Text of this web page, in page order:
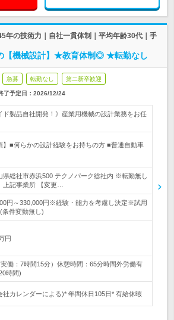
年の技術力｜自社一貫体制｜平均年齢30代｜手
【機械設計】★教育体制◎ ★転勤なし
急募 転勤なし 第二新卒歓迎
了予定日： 2026/12/24
ド製品自社開発！》産業用機械の設計業務をお任
】■何らかの設計経験をお持ちの方 ■普通自動車
県総社市赤浜500 テクノパーク総社内 ※転勤無し
上記事業所 【変更…
円～330,000円※経験・能力を考慮し決定※試用
条件変動無し)
円
働：7時間15分）休憩時間：65分時間外労働有
時間)
社カレンダーによる)* 年間休日105日* 有給休暇